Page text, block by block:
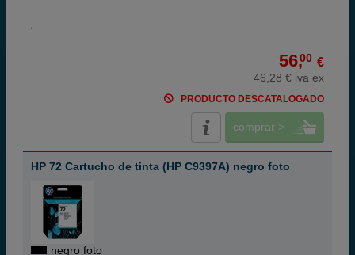
56,00 €
46,28 € iva ex
PRODUCTO DESCATALOGADO
comprar >
HP 72 Cartucho de tinta (HP C9397A) negro foto
negro foto